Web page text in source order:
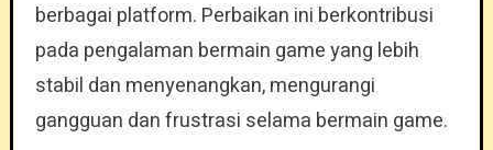
berbagai platform. Perbaikan ini berkontribusi
pada pengalaman bermain game yang lebih
stabil dan menyenangkan, mengurangi
gangguan dan frustrasi selama bermain game.